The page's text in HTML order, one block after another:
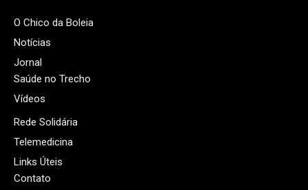
O Chico da Boleia
Notícias
Jornal
Saúde no Trecho
Vídeos
Rede Solidária
Telemedicina
Links Úteis
Contato